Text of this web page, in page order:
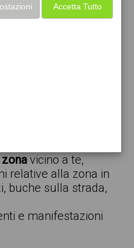
vicino a te,
relative alla zona in
buche sulla strada,
e manifestazioni
Accetta Tutto